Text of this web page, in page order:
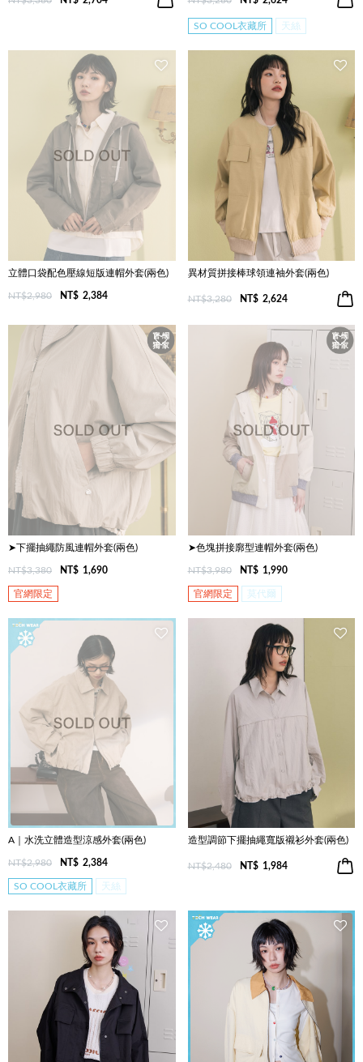
SO COOL衣藏所 天絲
立體口袋配色壓線短版連帽外套(兩色)
NT$2,980 NT$ 2,384
異材質拼接棒球領連袖外套(兩色)
NT$3,280 NT$ 2,624
➤下擺抽繩防風連帽外套(兩色)
NT$3,380 NT$ 1,690
官網限定
➤色塊拼接廓型連帽外套(兩色)
NT$3,980 NT$ 1,990
官網限定 莫代爾
A｜水洗立體造型涼感外套(兩色)
NT$2,980 NT$ 2,384
SO COOL衣藏所 天絲
造型調節下擺抽繩寬版襯衫外套(兩色)
NT$2,480 NT$ 1,984